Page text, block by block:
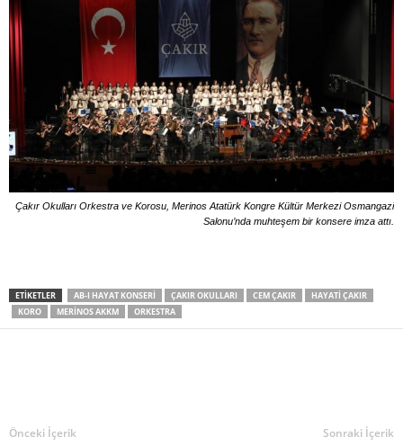
Çakır Okulları Orkestra ve Korosu, Merinos Atatürk Kongre Kültür Merkezi Osmangazi
Salonu’nda muhteşem bir konsere imza attı.
ETIKETLER AB-I HAYAT KONSERI ÇAKIR OKULLARI CEM ÇAKIR
HAYATI ÇAKIR
KORO
MERINOS AKKM ORKESTRA
Önceki İçerik Sonraki İçerik